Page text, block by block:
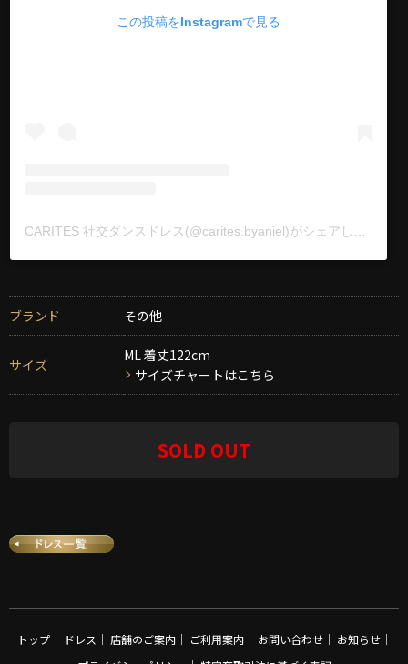
この投稿をInstagramで見る
ブランド その他
サイズ
ML 着丈122cm
サイズチャートはこちら
SOLD OUT
トップ｜ ドレス ｜ 店舗のご案内｜ ご利用案内｜ お問い合わせ｜ お知らせ｜